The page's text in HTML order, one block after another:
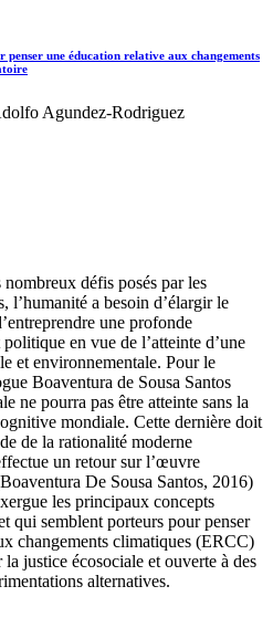
penser une éducation relative aux changements
Agundez-Rodriguez
défis posés par les
l’humanité a besoin d’élargir le
une profonde
en vue de l’atteinte d’une
et environnementale. Pour le
Boaventura de Sousa Santos
ne pourra pas être atteinte sans la
mondiale. Cette dernière doit
de la rationalité moderne
un retour sur l’œuvre
De Sousa Santos, 2016)
les principaux concepts
qui semblent porteurs pour penser
changements climatiques (ERCC)
justice écosociale et ouverte à des
alternatives.